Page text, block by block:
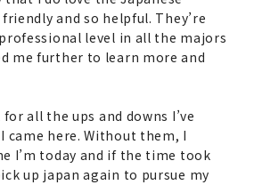
and so helpful. They’re
level in all the majors
me further to learn more and
all the ups and downs I’ve
came here. Without them, I
I’m today and if the time took
up japan again to pursue my